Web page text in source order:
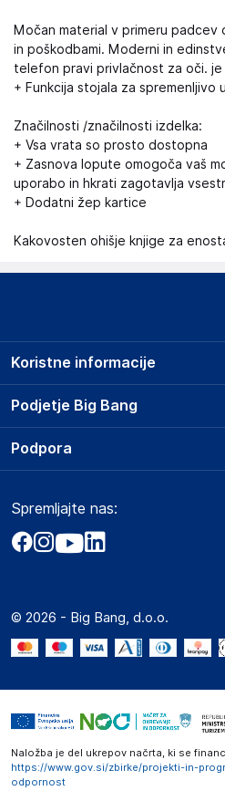
Močan material v primeru padcev
in poškodbami. Moderni in
telefon pravi privlačnost za oči. je
+ Funkcija stojala za spremenljivo
Značilnosti /značilnosti izdelka:
+ Vsa vrata so prosto dostopna
+ Zasnova lopute omogoča vaš
uporabo in hkrati zagotavlja
+ Dodatni žep kartice
Kakovosten ohišje knjige za
Podjetje Big Bang
O podjetju
Obvestila za javnost
Akt o digitalnih storitvah
Marketplace za partnerje
Novosti
Koristne informacije
Prodajna mesta
Storitve
Dostava, vnos in odvoz
Zavarovanje izdelkov
Podpora
Marketplace
Kako oddati naročilo?
Spremljajte nas:
© 2026 - Big Bang, d.o.o.
Naložba je del ukrepov načrta, ki se
https://www.gov.si/zbirke/projekti-in-
odpornost